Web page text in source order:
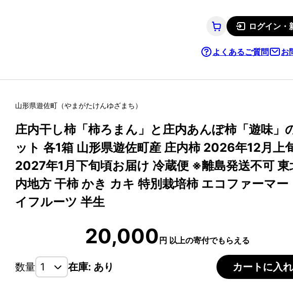
ログイン・
よくあるご質問 お
山形県遊佐町 （やまがたけんゆざまち）
庄内干し柿「柿ろまん」と庄内あんぽ柿「遊味」
ット 各1箱 山形県遊佐町産 庄内柿 2026年12月上
2027年1月下旬頃お届け 冷蔵便 ※離島発送不可 東
内地方 干柿 かき カキ 特別栽培柿 エコファーマー
イフルーツ 半生
20,000円 以上の寄付でもらえる
数量 在庫: あり カートに入